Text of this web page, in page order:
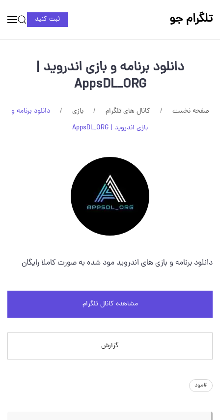
تلگرام جو ثبت کنید
دانلود برنامه و بازی اندروید |
AppsDL_ORG
صفحه نخست کانال های تلگرام بازی
دانلود برنامه و
بازی اندروید | AppsDL_ORG
دانلود برنامه و بازی های اندروید مود شده به صورت کاملا رایگان
مشاهده کانال تلگرام
گزارش
#مود